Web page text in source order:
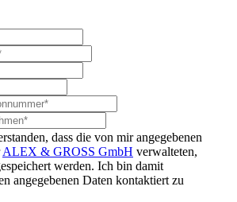
dass die von mir angegebenen
ALEX & GROSS GmbH verwalteten,
werden. Ich bin damit
angegebenen Daten kontaktiert zu